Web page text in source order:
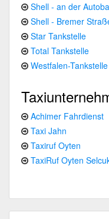
Shell - an der
Shell - Bremer
Star Tankstelle
Total Tankstelle
Westfalen-
Achimer Fahrdienst
Taxi Jahn
Taxiruf Oyten
TaxiRuf Oyten